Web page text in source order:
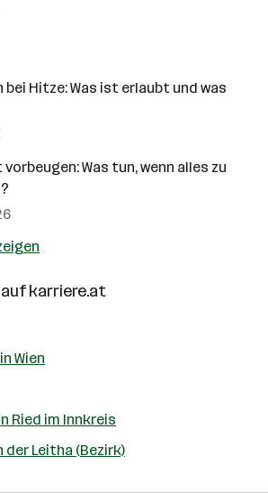
bei Hitze: Was ist erlaubt und was
Was tun, wenn alles zu
karriere.at
Wien
Ried im Innkreis
der Leitha (Bezirk)